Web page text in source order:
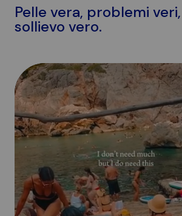
Pelle vera, problemi veri,
sollievo vero.